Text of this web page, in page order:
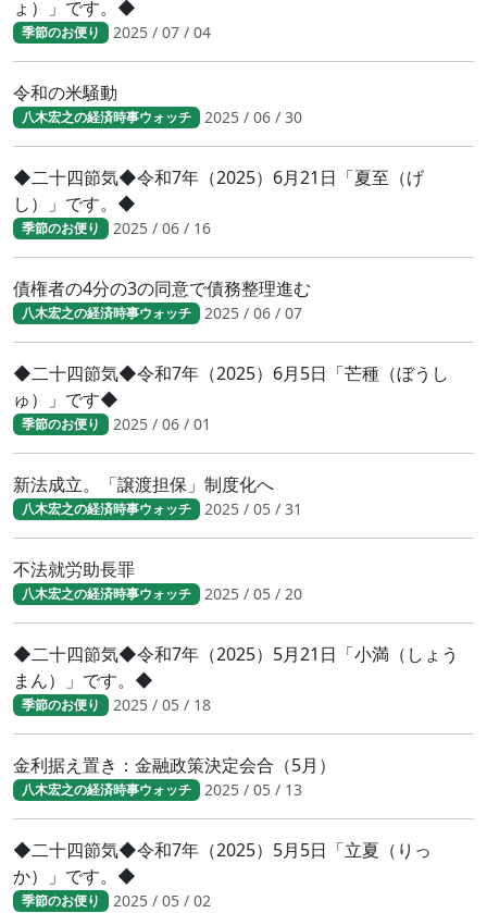
ょ）」です。◆
季節のお便り 2025 / 07 / 04
令和の米騒動
八木宏之の経済時事ウォッチ 2025 / 06 / 30
◆二十四節気◆令和7年（2025）6月21日「夏至（げ
し）」です。◆
季節のお便り 2025 / 06 / 16
債権者の4分の3の同意で債務整理進む
八木宏之の経済時事ウォッチ 2025 / 06 / 07
◆二十四節気◆令和7年（2025）6月5日「芒種（ぼうし
ゅ）」です◆
季節のお便り 2025 / 06 / 01
新法成立。「譲渡担保」制度化へ
八木宏之の経済時事ウォッチ 2025 / 05 / 31
不法就労助長罪
八木宏之の経済時事ウォッチ 2025 / 05 / 20
◆二十四節気◆令和7年（2025）5月21日「小満（しょう
まん）」です。◆
季節のお便り 2025 / 05 / 18
金利据え置き：金融政策決定会合（5月）
八木宏之の経済時事ウォッチ 2025 / 05 / 13
◆二十四節気◆令和7年（2025）5月5日「立夏（りっ
か）」です。◆
季節のお便り 2025 / 05 / 02